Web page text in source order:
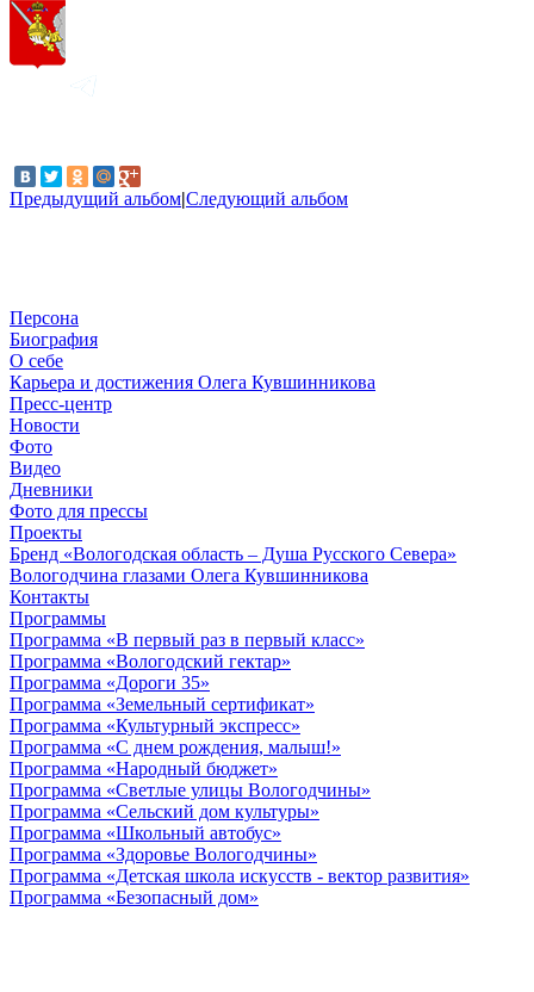
Предыдущий альбом|Следующий альбом
Персона
Биография
О себе
Карьера и достижения Олега Кувшинникова
Пресс-центр
Новости
Фото
Видео
Дневники
Фото для прессы
Проекты
Бренд «Вологодская область – Душа Русского Севера»
Вологодчина глазами Олега Кувшинникова
Контакты
Программы
Программа «В первый раз в первый класс»
Программа «Вологодский гектар»
Программа «Дороги 35»
Программа «Земельный сертификат»
Программа «Культурный экспресс»
Программа «С днем рождения, малыш!»
Программа «Народный бюджет»
Программа «Светлые улицы Вологодчины»
Программа «Сельский дом культуры»
Программа «Школьный автобус»
Программа «Здоровье Вологодчины»
Программа «Детская школа искусств - вектор развития»
Программа «Безопасный дом»